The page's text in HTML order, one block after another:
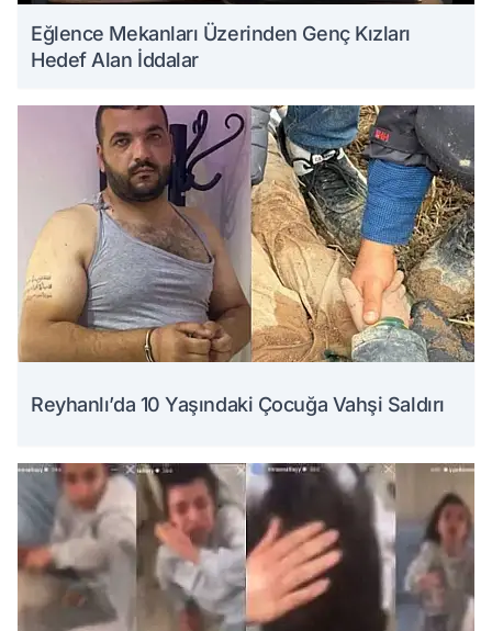
Eğlence Mekanları Üzerinden Genç Kızları
Hedef Alan İddalar
Reyhanlı’da 10 Yaşındaki Çocuğa Vahşi Saldırı